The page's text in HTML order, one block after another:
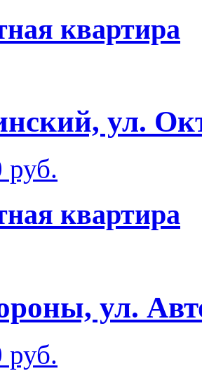
квартира
ул.
руб.
квартира
ул.
руб.